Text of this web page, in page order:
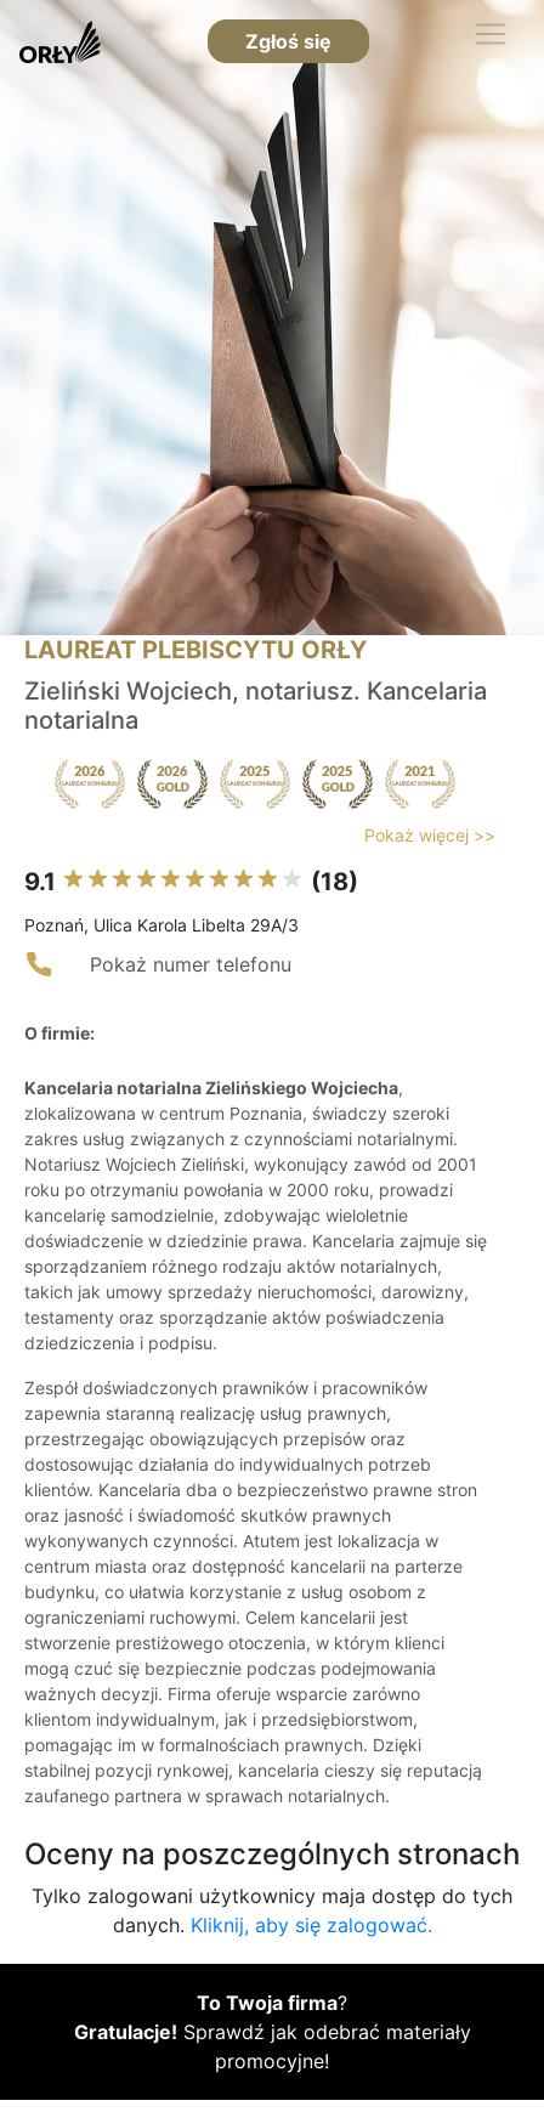
Zgłoś się
LAUREAT PLEBISCYTU ORŁY
Zieliński Wojciech, notariusz. Kancelaria
notarialna
Pokaż więcej >>
9.1 (18)
Poznań, Ulica Karola Libelta 29A/3
Pokaż numer telefonu
O firmie:
Kancelaria notarialna Zielińskiego Wojciecha,
zlokalizowana w centrum Poznania, świadczy szeroki
zakres usług związanych z czynnościami notarialnymi.
Notariusz Wojciech Zieliński, wykonujący zawód od 2001
roku po otrzymaniu powołania w 2000 roku, prowadzi
kancelarię samodzielnie, zdobywając wieloletnie
doświadczenie w dziedzinie prawa. Kancelaria zajmuje się
sporządzaniem różnego rodzaju aktów notarialnych,
takich jak umowy sprzedaży nieruchomości, darowizny,
testamenty oraz sporządzanie aktów poświadczenia
dziedziczenia i podpisu.
Zespół doświadczonych prawników i pracowników
zapewnia staranną realizację usług prawnych,
przestrzegając obowiązujących przepisów oraz
dostosowując działania do indywidualnych potrzeb
klientów. Kancelaria dba o bezpieczeństwo prawne stron
oraz jasność i świadomość skutków prawnych
wykonywanych czynności. Atutem jest lokalizacja w
centrum miasta oraz dostępność kancelarii na parterze
budynku, co ułatwia korzystanie z usług osobom z
ograniczeniami ruchowymi. Celem kancelarii jest
stworzenie prestiżowego otoczenia, w którym klienci
mogą czuć się bezpiecznie podczas podejmowania
ważnych decyzji. Firma oferuje wsparcie zarówno
klientom indywidualnym, jak i przedsiębiorstwom,
pomagając im w formalnościach prawnych. Dzięki
stabilnej pozycji rynkowej, kancelaria cieszy się reputacją
zaufanego partnera w sprawach notarialnych.
Oceny na poszczególnych stronach
Tylko zalogowani użytkownicy maja dostęp do tych
danych. Kliknij, aby się zalogować.
To Twoja firma?
Gratulacje! Sprawdź jak odebrać materiały
promocyjne!